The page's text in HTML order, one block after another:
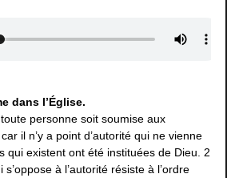
dans l’Église.
personne soit soumise aux
il n’y a point d’autorité qui ne vienne
qui existent ont été instituées de Dieu. 2
s’oppose à l’autorité résiste à l’ordre